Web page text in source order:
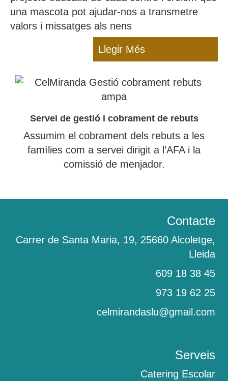
una mascota pot ajudar-nos a transmetre
valors i missatges als nens
Llegir Més
Servei de gestió i cobrament de rebuts
Assumim el cobrament dels rebuts a les
famílies com a servei dirigit a l’AFA i la
comissió de menjador.
Contacte
Carrer de Santa Maria, 19, 25660 Alcoletge,
Lleida
609 18 38 45
‎973 19 62 25
celmirandaslu@gmail.com
Serveis
Catering Escolar